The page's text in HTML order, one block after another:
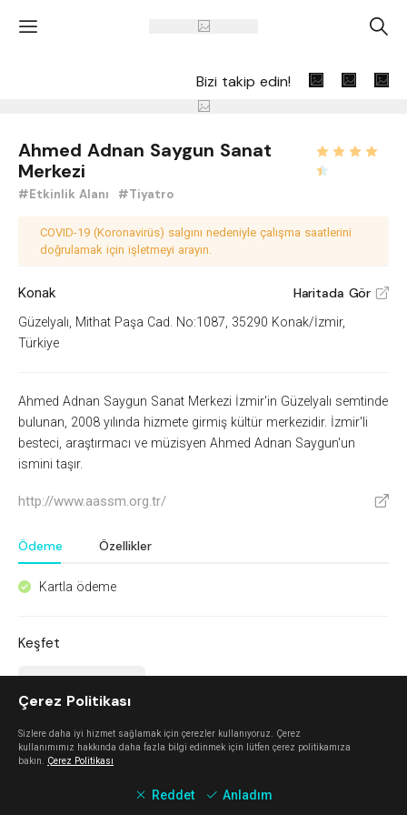
' A
Bizi takip edin!
Ahmed Adnan Saygun Sanat
Merkezi
#Etkinlik Alanı #Tiyatro
COVID-19 (Koronavirüs) salgını nedeniyle çalışma saatlerini
doğrulamak için işletmeyi arayın.
Konak Haritada Gör V
Güzelyalı, Mithat Paşa Cad. No:1087, 35290 Konak/İzmir,
Türkiye
Ahmed Adnan Saygun Sanat Merkezi İzmir'in Güzelyalı semtinde
bulunan, 2008 yılında hizmete girmiş kültür merkezidir. İzmir'li
besteci, araştırmacı ve müzisyen Ahmed Adnan Saygun'un
ismini taşır.
http://www.aassm.org.tr/ V
Ödeme Özellikler
^ Kartla ödeme
Keşfet
Güzelbahçe
Nada Alaçatı
Çerez Politikası
Sizlere daha iyi hizmet sağlamak için çerezler kullanıyoruz. Çerez
kullanımımız hakkında daha fazla bilgi edinmek için lütfen çerez politikamıza
bakın. Çerez Politikası
Reddet Anladım